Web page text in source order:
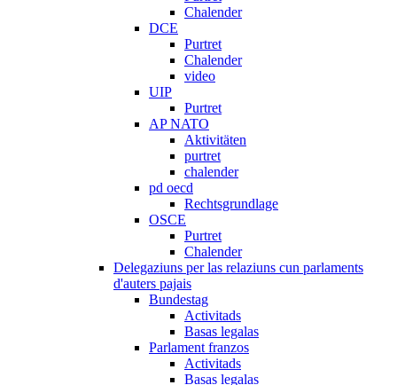
Chalender
DCE
Purtret
Chalender
video
UIP
Purtret
AP NATO
Aktivitäten
purtret
chalender
pd oecd
Rechtsgrundlage
OSCE
Purtret
Chalender
Delegaziuns per las relaziuns cun parlaments
d'auters pajais
Bundestag
Activitads
Basas legalas
Parlament franzos
Activitads
Basas legalas